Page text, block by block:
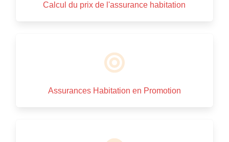
Calcul du prix de l'assurance habitation
Assurances Habitation en Promotion